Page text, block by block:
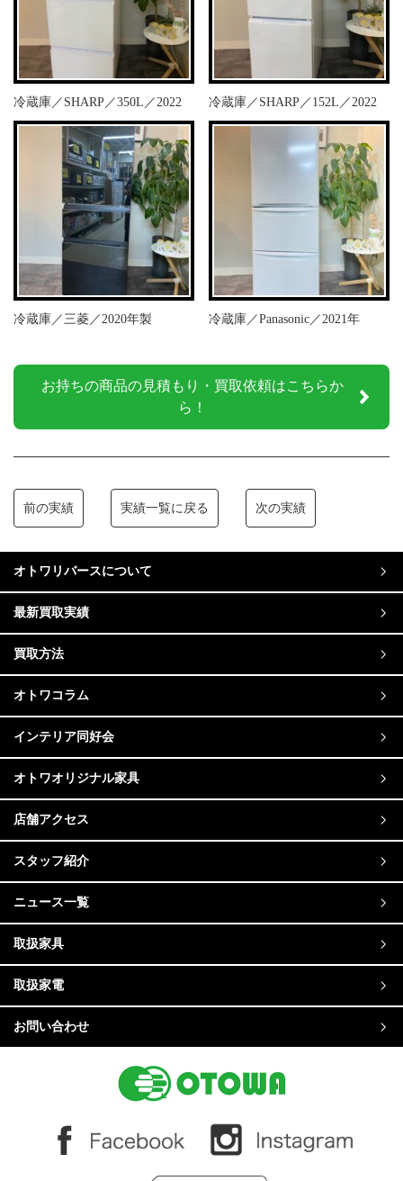
冷蔵庫／SHARP／350L／2022 冷蔵庫／SHARP／152L／2022
冷蔵庫／三菱／2020年製 冷蔵庫／Panasonic／2021年
お持ちの商品の見積もり・買取依頼はこちらか
ら！
前の実績 実績一覧に戻る 次の実績
オトワリバースについて
最新買取実績
買取方法
オトワコラム
インテリア同好会
オトワオリジナル家具
店舗アクセス
スタッフ紹介
ニュース一覧
取扱家具
取扱家電
お問い合わせ